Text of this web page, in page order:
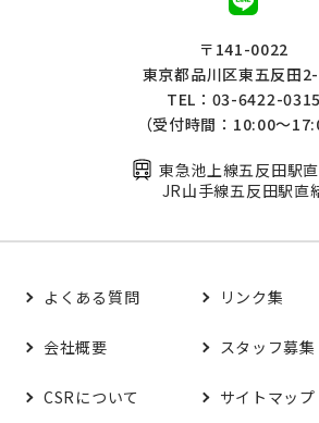
〒141-0022
東京都品川区東五反田
TEL：03-6422-0315
（受付時間：10:00～
東急池上線五反田駅
JR山手線五反田駅直
よくある質問 リンク集
会社概要 スタッフ募集
CSRについて サイトマップ